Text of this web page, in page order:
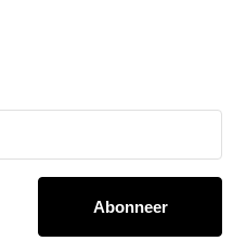
Abonneer